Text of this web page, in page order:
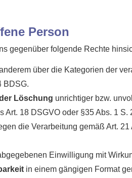
Person
gegenüber folgende Rechte
über die Kategorien der
BDSG.
Löschung unrichtiger bzw.
Art. 18 DSGVO oder §35 Abs. 1 S.
die Verarbeitung gemäß Art.
Einwilligung mit
in einem gängigen Format